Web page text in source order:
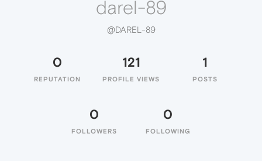
darel-89
@DAREL-89
0
REPUTATION
121
PROFILE VIEWS
1
POSTS
0
FOLLOWERS
0
FOLLOWING